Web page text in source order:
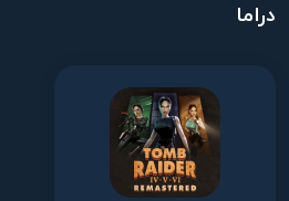
دراما